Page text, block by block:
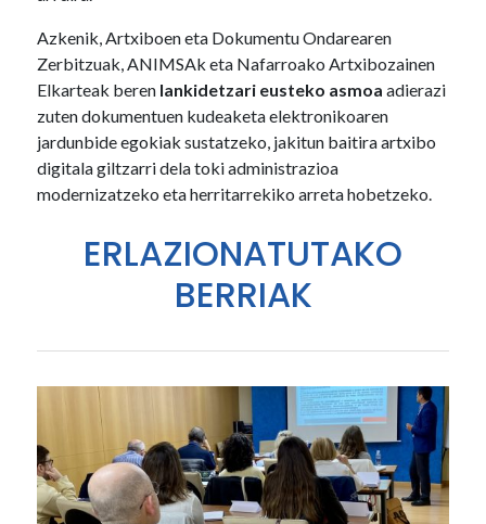
Azkenik, Artxiboen eta Dokumentu Ondarearen
Zerbitzuak, ANIMSAk eta Nafarroako Artxibozainen
Elkarteak berenlankidetzari eusteko asmoa adierazi
zuten dokumentuen kudeaketa elektronikoaren
jardunbide egokiak sustatzeko, jakitun baitira artxibo
digitala giltzarri dela toki administrazioa
modernizatzeko eta herritarrekiko arreta hobetzeko.
ERLAZIONATUTAKO
BERRIAK